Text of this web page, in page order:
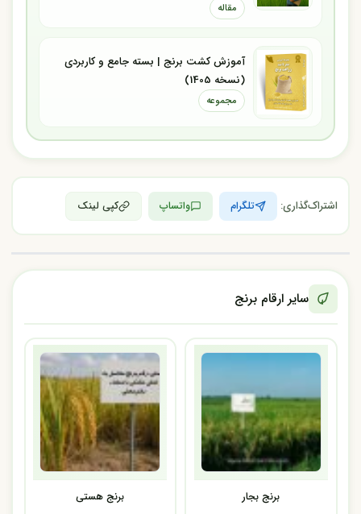
مقاله
آموزش کشت برنج | بسته جامع و کاربردی
(نسخه 1405)
مجموعه
اشتراک‌گذاری: تلگرام واتساپ کپی لینک
سایر ارقام برنج
برنج بجار برنج هستی